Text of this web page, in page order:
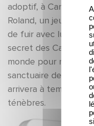
adoptif, à
Roland, un jeune
de fuir avec lui. Mais
secret des Cathares,
monde pour
sanctuaire des
arrivera à temps
ténèbres.